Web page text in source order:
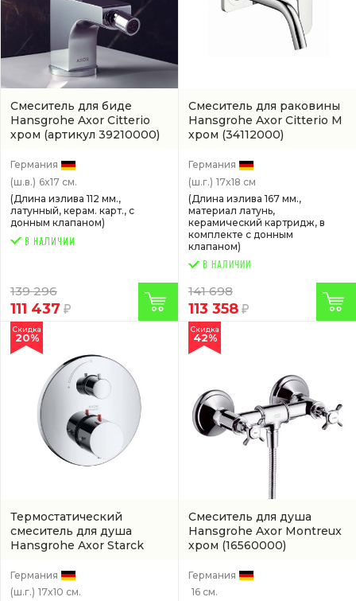
Смеситель для биде
Hansgrohe Axor Citterio
хром (артикул 39210000)
Германия
(ш.в.) 6x17 см.
(Длина излива 112 мм.,
латунный, керам. карт., с
донным клапаном)
139 296
111 437
Смеситель для раковины
Hansgrohe Axor Citterio M
хром (34112000)
Германия
(ш.г.) 17x18 см
(Длина излива 167 мм.,
материал латунь,
керамический картридж, в
комплекте с донным
клапаном)
В НАЛИЧИИ
141 698
113 358
Термостатический
смеситель для душа
Hansgrohe Axor Starck
Скидка
20%
Германия
(ш.г.) 17x10 см.
Смеситель для душа
Hansgrohe Axor Montreux
хром (16560000)
Скидка
42%
Германия
16 см.